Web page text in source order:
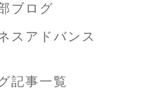
ブログ
スアドバンス
記事一覧